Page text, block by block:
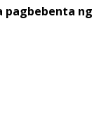
pagbebenta ng